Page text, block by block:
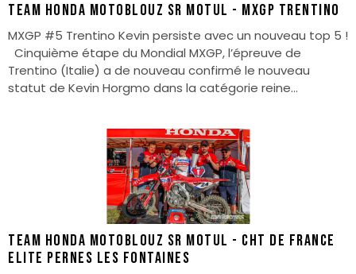
TEAM HONDA MOTOBLOUZ SR MOTUL - MXGP TRENTINO
MXGP #5 Trentino Kevin persiste avec un nouveau top 5 !
Cinquième étape du Mondial MXGP, l’épreuve de
Trentino (Italie) a de nouveau confirmé le nouveau
statut de Kevin Horgmo dans la catégorie reine...
TEAM HONDA MOTOBLOUZ SR MOTUL - CHT DE FRANCE
ELITE PERNES LES FONTAINES